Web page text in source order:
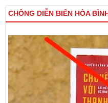
CHỐNG DIỄN BIẾN HÒA